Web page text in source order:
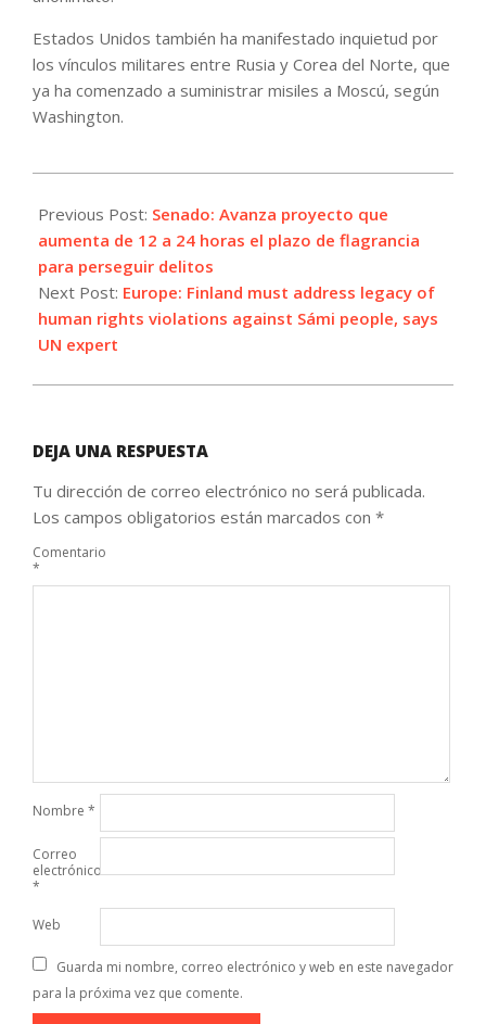
Estados Unidos también ha manifestado inquietud por
los vínculos militares entre Rusia y Corea del Norte, que
ya ha comenzado a suministrar misiles a Moscú, según
Washington.
03-
15
Previous Post: Senado: Avanza proyecto que
aumenta de 12 a 24 horas el plazo de flagrancia
para perseguir delitos
Next Post: Europe: Finland must address legacy of
human rights violations against Sámi people, says
UN expert
DEJA UNA RESPUESTA
Tu dirección de correo electrónico no será publicada.
Los campos obligatorios están marcados con *
Comentario
*
Nombre *
Correo
electrónico
*
Web
Guarda mi nombre, correo electrónico y web en este navegador
para la próxima vez que comente.